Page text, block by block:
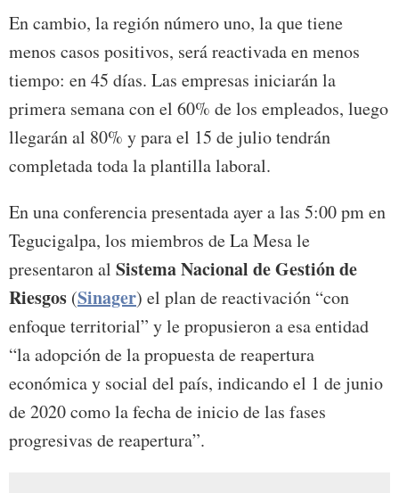
En cambio, la región número uno, la que tiene
menos casos positivos, será reactivada en menos
tiempo: en 45 días. Las empresas iniciarán la
primera semana con el 60% de los empleados, luego
llegarán al 80% y para el 15 de julio tendrán
completada toda la plantilla laboral.
En una conferencia presentada ayer a las 5:00 pm en
Tegucigalpa, los miembros de La Mesa le
presentaron al Sistema Nacional de Gestión de
Riesgos (Sinager) el plan de reactivación “con
enfoque territorial” y le propusieron a esa entidad
“la adopción de la propuesta de reapertura
económica y social del país, indicando el 1 de junio
de 2020 como la fecha de inicio de las fases
progresivas de reapertura”.